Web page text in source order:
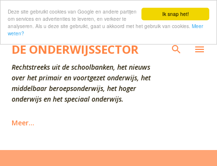
Ik snap het!
Deze site gebruikt cookies van Google en andere partijen
om services en advertenties te leveren, en verkeer te
analyseren. Als u deze site gebruikt, gaat u akkoord met het gebruik van cookies. Meer
weten?
Doorgaan naar hoofdcontent
DE ONDERWIJSSECTOR
Rechtstreeks uit de schoolbanken, het nieuws
over het primair en voortgezet onderwijs, het
middelbaar beroepsonderwijs, het hoger
onderwijs en het speciaal onderwijs.
Meer…